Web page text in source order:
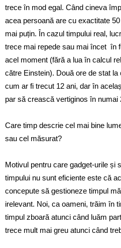
trece în mod egal. Când cineva
acea persoană are cu exactitate
mai puțin. În cazul timpului real,
trece mai repede sau mai încet în
acel moment (fără a lua în calcul
către Einstein). Două ore de stat
cum ar fi trecut 12 ani, dar în
par să crească vertiginos în numai
Care timp descrie cel mai bine
sau cel măsurat?
Motivul pentru care gadget-urile și
timpului nu sunt eficiente este că
concepute să gestioneze timpul
irelevant. Noi, ca oameni, trăim în
timpul zboară atunci când luăm
trece mult mai greu atunci când